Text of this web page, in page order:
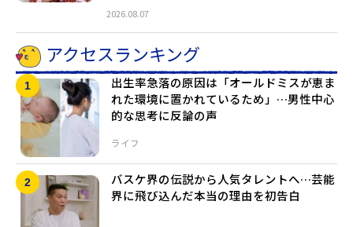
2026.08.07
アクセスランキング
ライフ
出生率急落の原因は「オールドミスが恵ま
れた環境に置かれているため」…男性中心
的な思考に反論の声
バスケ界の伝説から人気タレントへ…芸能
界に飛び込んだ本当の理由を初告白